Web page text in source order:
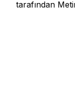
tarafından